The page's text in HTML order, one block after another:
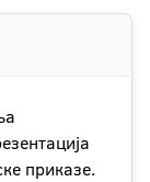
приказе.